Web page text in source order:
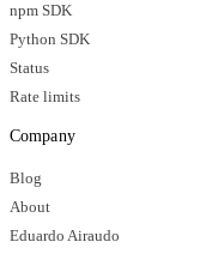
npm SDK
Python SDK
Status
Rate limits
Company
Blog
About
Eduardo Airaudo